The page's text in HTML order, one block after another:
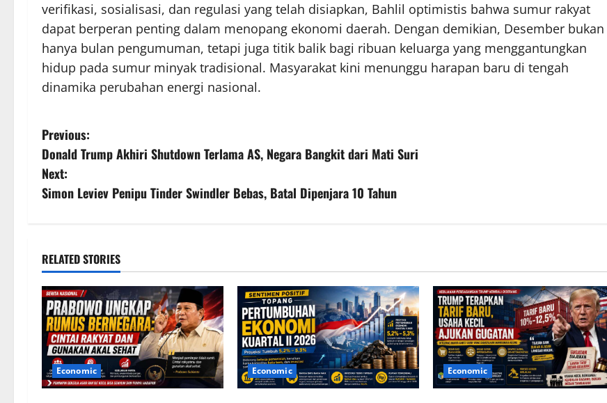
verifikasi, sosialisasi, dan regulasi yang telah disiapkan, Bahlil optimistis bahwa sumur rakyat
dapat berperan penting dalam menopang ekonomi daerah. Dengan demikian, Desember bukan
hanya bulan pengumuman, tetapi juga titik balik bagi ribuan keluarga yang menggantungkan
hidup pada sumur minyak tradisional. Masyarakat kini menunggu harapan baru di tengah
dinamika perubahan energi nasional.
P
o
s
n
a
v
i
g
Previous:
Donald Trump Akhiri Shutdown Terlama AS, Negara Bangkit dari Mati Suri
Next:
Simon Leviev Penipu Tinder Swindler Bebas, Batal Dipenjara 10 Tahun
RELATED STORIES
Economic Economic Economic